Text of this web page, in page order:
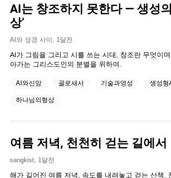
AI는 창조하지 못한다 — 생성
상’
AI와 성경 사이 1달전
AI가 그림을 그리고 시를 쓰는 시대, 창조란 무엇이
아가는 그리스도인의 분별을 위하여.
AI와신앙 골로새서 기술과영성 생성형
하나님의형상
여름 저녁, 천천히 걷는 길에서
sangkist 1달전
해가 길어진 여름 저녁, 속도를 내려놓고 걷는 산책.